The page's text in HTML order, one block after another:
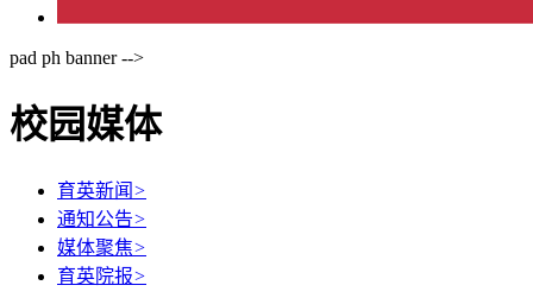
pad ph banner -->
校园媒体
育英新闻 >
通知公告>
媒体聚焦>
育英院报>